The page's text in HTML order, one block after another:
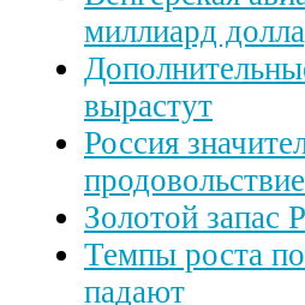
миллиард
вырастут
Россия
продовольствие
Золотой запас
Темпы роста
падают